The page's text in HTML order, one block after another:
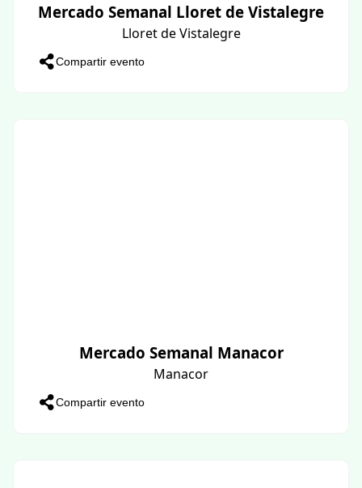
Mercado Semanal Lloret de Vistalegre
Lloret de Vistalegre
Compartir evento
Mercado Semanal Manacor
Manacor
Compartir evento